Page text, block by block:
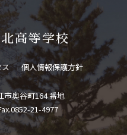
高等学校
個人情報保護方針
市奥谷町164 番地
21-4977